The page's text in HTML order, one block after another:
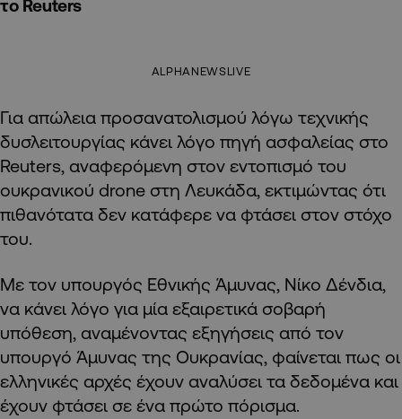
το Reuters
ALPHANEWSLIVE
Για απώλεια προσανατολισμού λόγω τεχνικής
δυσλειτουργίας κάνει λόγο πηγή ασφαλείας στο
Reuters, αναφερόμενη στον εντοπισμό του
ουκρανικού drone στη Λευκάδα, εκτιμώντας ότι
πιθανότατα δεν κατάφερε να φτάσει στον στόχο
του.
Με τον υπουργός Εθνικής Άμυνας, Νίκο Δένδια,
να κάνει λόγο για μία εξαιρετικά σοβαρή
υπόθεση, αναμένοντας εξηγήσεις από τον
υπουργό Άμυνας της Ουκρανίας, φαίνεται πως οι
ελληνικές αρχές έχουν αναλύσει τα δεδομένα και
έχουν φτάσει σε ένα πρώτο πόρισμα.